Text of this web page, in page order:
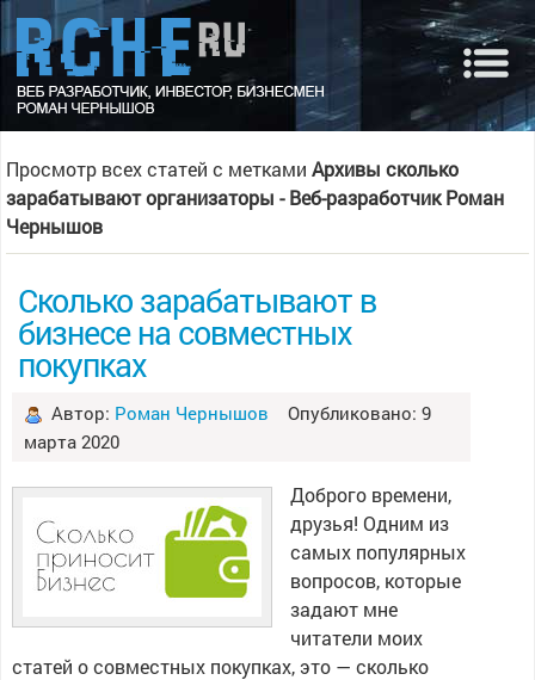
Просмотр всех статей с меткамиАрхивы сколько
зарабатывают организаторы - Веб-разработчик Роман
Чернышов
Сколько зарабатывают в
бизнесе на совместных
покупках
Автор: Роман Чернышов Опубликовано: 9
марта 2020
Доброго времени,
друзья! Одним из
самых популярных
вопросов, которые
задают мне
читатели моих
статей о совместных покупках, это — сколько